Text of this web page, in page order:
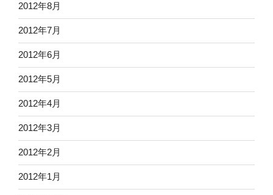
2012年8月
2012年7月
2012年6月
2012年5月
2012年4月
2012年3月
2012年2月
2012年1月